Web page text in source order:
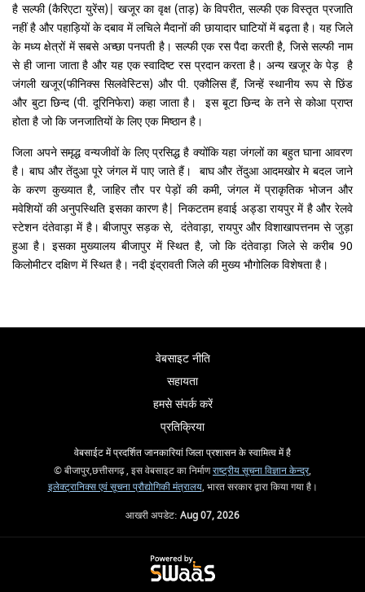
है सल्फी (कैरिएटा युरेंस)| खजूर का वृक्ष (ताड़) के विपरीत, सल्फी एक विस्तृत प्रजाति
नहीं है और पहाड़ियों के दबाव में लचिले मैदानों की छायादार घाटियों में बढ़ता है। यह जिले
के मध्य क्षेत्रों में सबसे अच्छा पनपती है। सल्फी एक रस पैदा करती है, जिसे सल्फी नाम
से ही जाना जाता है और यह एक स्वादिष्ट रस प्रदान करता है। अन्य खजूर के पेड़ है
जंगली खजूर(फीनिक्स सिलवेस्टिस) और पी. एकौलिस हैं, जिन्हें स्थानीय रूप से छिंड
और बुटा छिन्द (पी. दूरिनिफेरा) कहा जाता है। इस बूटा छिन्द के तने से कोआ प्राप्त
होता है जो कि जनजातियों के लिए एक मिष्ठान है।
जिला अपने समृद्ध वन्यजीवों के लिए प्रसिद्ध है क्योंकि यहा जंगलों का बहुत घाना आवरण
है। बाघ और तेंदुआ पूरे जंगल में पाए जाते हैं। बाघ और तेंदुआ आदमखोर मे बदल जाने
के करण कुख्यात है, जाहिर तौर पर पेड़ों की कमी, जंगल में प्राकृतिक भोजन और
मवेशियों की अनुपस्थिति इसका कारण है| निकटतम हवाई अड्डा रायपुर में है और रेलवे
स्टेशन दंतेवाड़ा में है। बीजापुर सड़क से, दंतेवाड़ा, रायपुर और विशाखापत्तनम से जुड़ा
हुआ है। इसका मुख्यालय बीजापुर में स्थित है, जो कि दंतेवाड़ा जिले से करीब 90
किलोमीटर दक्षिण में स्थित है। नदी इंद्रावती जिले की मुख्य भौगोलिक विशेषता है।
वेबसाइट नीति
सहायता
हमसे संपर्क करें
प्रतिक्रिया
वेबसाईट में प्रदर्शित जानकारियां जिला प्रशासन के स्वामित्व में है
© बीजापुर,छत्तीसगढ़ , इस वेबसाइट का निर्माणराष्ट्रीय सूचना विज्ञान केन्द्र,
इलेक्ट्रानिक्स एवं सूचना प्रौद्योगिकी मंत्रालय, भारत सरकार द्वारा किया गया है।
आखरी अपडेट: Aug 07, 2026